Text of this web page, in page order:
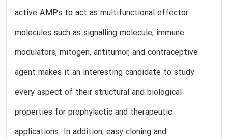
active AMPs to act as multifunctional effector
molecules such as signalling molecule, immune
modulators, mitogen, antitumor, and contraceptive
agent makes it an interesting candidate to study
every aspect of their structural and biological
properties for prophylactic and therapeutic
applications. In addition, easy cloning and